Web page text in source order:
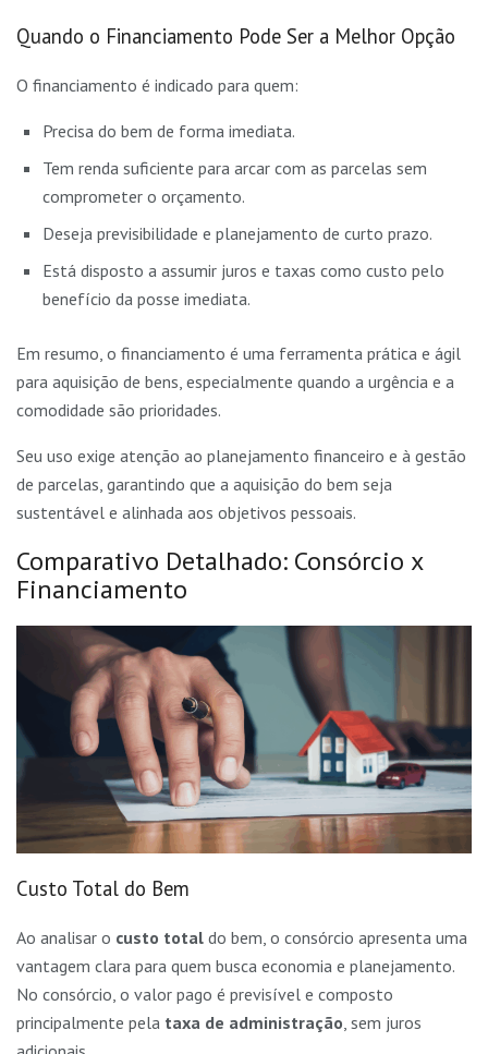
Quando o Financiamento Pode Ser a Melhor Opção
O financiamento é indicado para quem:
Precisa do bem de forma imediata.
Tem renda suficiente para arcar com as parcelas sem
comprometer o orçamento.
Deseja previsibilidade e planejamento de curto prazo.
Está disposto a assumir juros e taxas como custo pelo
benefício da posse imediata.
Em resumo, o financiamento é uma ferramenta prática e ágil
para aquisição de bens, especialmente quando a urgência e a
comodidade são prioridades.
Seu uso exige atenção ao planejamento financeiro e à gestão
de parcelas, garantindo que a aquisição do bem seja
sustentável e alinhada aos objetivos pessoais.
Comparativo Detalhado: Consórcio x
Financiamento
Custo Total do Bem
Ao analisar o custo total do bem, o consórcio apresenta uma
vantagem clara para quem busca economia e planejamento.
No consórcio, o valor pago é previsível e composto
principalmente pela taxa de administração , sem juros